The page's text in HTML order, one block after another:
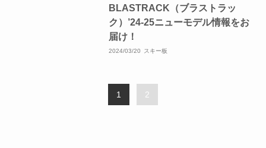
BLASTRACK（ブラストラッ
ク）’24-25ニューモデル情報をお
届け！
2024/03/20 スキー板
1 2